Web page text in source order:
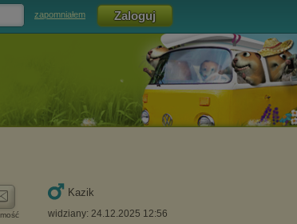
zapomniałem
Kazik
widziany: 24.12.2025 12:56